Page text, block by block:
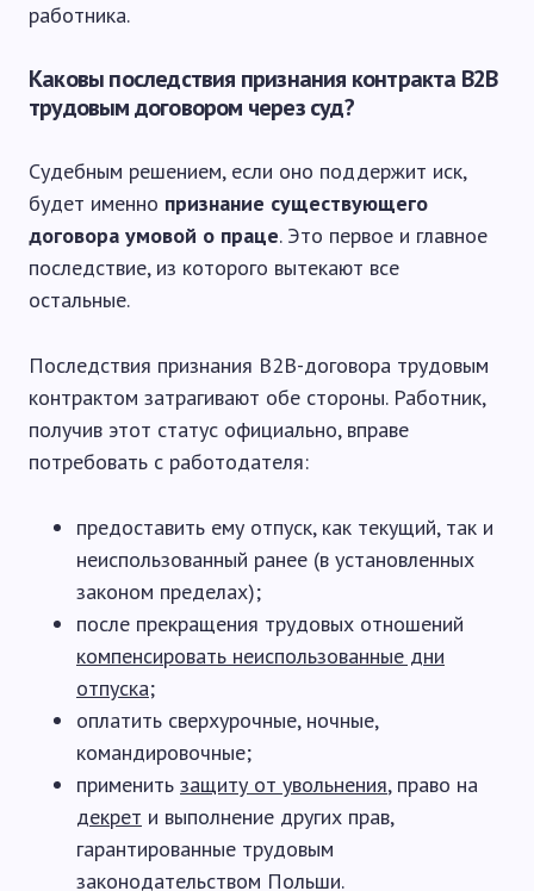
работника.
Каковы последствия признания контракта B2B
трудовым договором через суд?
Судебным решением, если оно поддержит иск,
будет именно признание существующего
договора умовой о праце. Это первое и главное
последствие, из которого вытекают все
остальные.
Последствия признания В2В-договора трудовым
контрактом затрагивают обе стороны. Работник,
получив этот статус официально, вправе
потребовать с работодателя:
предоставить ему отпуск, как текущий, так и
неиспользованный ранее (в установленных
законом пределах);
после прекращения трудовых отношений
компенсировать неиспользованные дни
отпуска;
оплатить сверхурочные, ночные,
командировочные;
применить защиту от увольнения, право на
декрет и выполнение других прав,
гарантированные трудовым
законодательством Польши.